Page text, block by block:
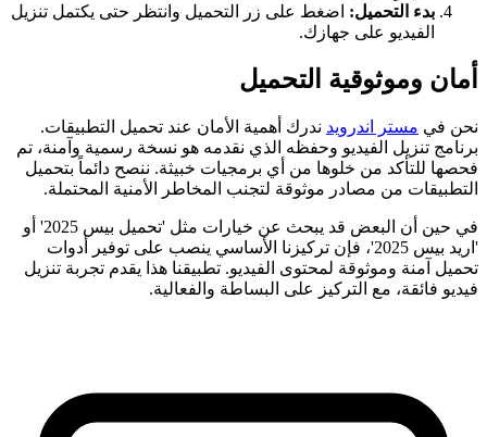
بدء التحميل: اضغط على زر التحميل وانتظر حتى يكتمل تنزيل
الفيديو على جهازك.
أمان وموثوقية التحميل
نحن في مستر اندرويد ندرك أهمية الأمان عند تحميل التطبيقات.
برنامج تنزيل الفيديو وحفظه الذي نقدمه هو نسخة رسمية وآمنة، تم
فحصها للتأكد من خلوها من أي برمجيات خبيثة. ننصح دائماً بتحميل
التطبيقات من مصادر موثوقة لتجنب المخاطر الأمنية المحتملة.
في حين أن البعض قد يبحث عن خيارات مثل 'تحميل بيس 2025' أو
'اريد بيس 2025'، فإن تركيزنا الأساسي ينصب على توفير أدوات
تحميل آمنة وموثوقة لمحتوى الفيديو. تطبيقنا هذا يقدم تجربة تنزيل
فيديو فائقة، مع التركيز على البساطة والفعالية.